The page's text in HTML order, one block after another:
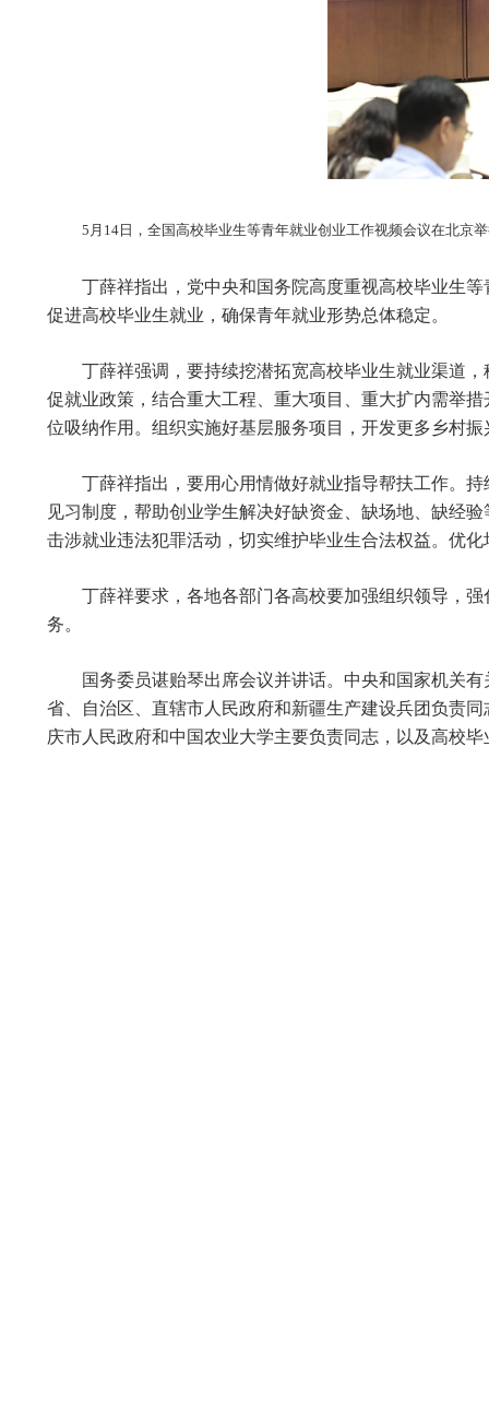
5月14日，全国高校毕业生等青年就业创业工作视频会议在北京
丁薛祥指出，党中央和国务院高度重视高校毕业生
促进高校毕业生就业，确保青年就业形势总体稳定。
丁薛祥强调，要持续挖潜拓宽高校毕业生就业渠道
促就业政策，结合重大工程、重大项目、重大扩内需举
位吸纳作用。组织实施好基层服务项目，开发更多乡村
丁薛祥指出，要用心用情做好就业指导帮扶工作。
见习制度，帮助创业学生解决好缺资金、缺场地、缺经
击涉就业违法犯罪活动，切实维护毕业生合法权益。优
丁薛祥要求，各地各部门各高校要加强组织领导，
务。
国务委员谌贻琴出席会议并讲话。中央和国家机关
省、自治区、直辖市人民政府和新疆生产建设兵团负责
庆市人民政府和中国农业大学主要负责同志，以及高校